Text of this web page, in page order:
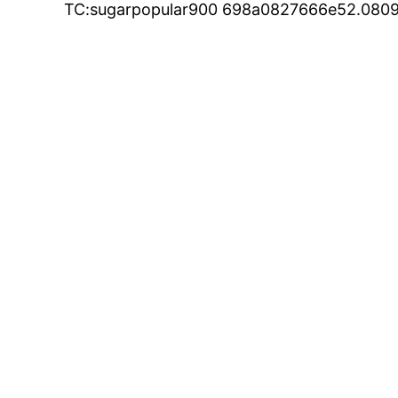
TC:sugarpopular900